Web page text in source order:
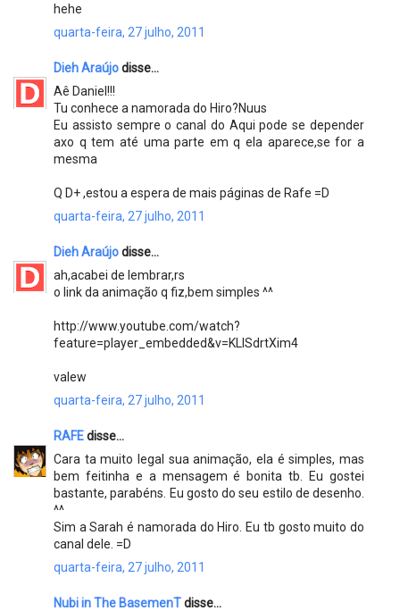
hehe
quarta-feira, 27 julho, 2011
Dieh Araújodisse...
Aê Daniel!!!
Tu conhece a namorada do Hiro?Nuus
Eu assisto sempre o canal do Aqui pode se depender
axo q tem até uma parte em q ela aparece,se for a
mesma
Q D+ ,estou a espera de mais páginas de Rafe =D
quarta-feira, 27 julho, 2011
Dieh Araújodisse...
ah,acabei de lembrar,rs
o link da animação q fiz,bem simples ^^
http://www.youtube.com/watch?
feature=player_embedded&v=KLISdrtXim4
valew
quarta-feira, 27 julho, 2011
RAFEdisse...
Cara ta muito legal sua animação, ela é simples, mas
bem feitinha e a mensagem é bonita tb. Eu gostei
bastante, parabéns. Eu gosto do seu estilo de desenho.
^^
Sim a Sarah é namorada do Hiro. Eu tb gosto muito do
canal dele. =D
quarta-feira, 27 julho, 2011
Nubi in The BasemenTdisse...